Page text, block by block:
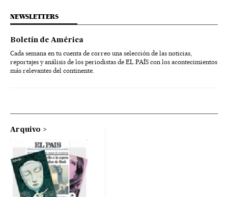
NEWSLETTERS
Boletín de América
Cada semana en tu cuenta de correo una selección de las noticias,
reportajes y análisis de los periodistas de EL PAÍS con los acontecimientos
más relevantes del continente.
Arquivo